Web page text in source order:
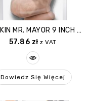
DR. SKIN MR. MAYOR 9 INCH DILDO WITH BALLS BEIGE
57.86 zł z VAT
Dowiedz Się Więcej